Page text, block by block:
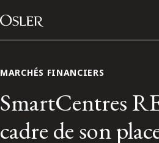
Passer au contenu
Main Navigation
MARCHÉS FINANCIERS
SmartCentres
cadre de son